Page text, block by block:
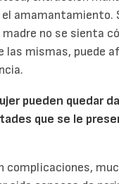
amamantamiento.
no se sienta
las mismas, puede
pueden quedar
que se le
complicaciones,